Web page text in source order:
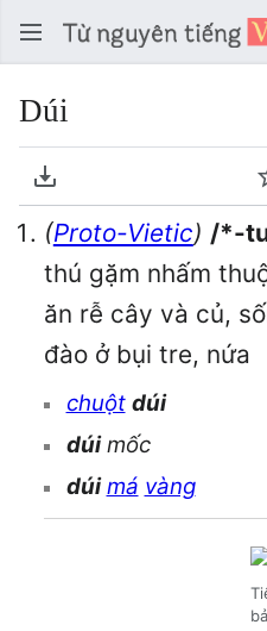
Dúi
Tải về PDF
(Proto-Vietic) /*-
thú gặm nhấm
ăn rễ cây và củ,
đào ở bụi tre, nứa
chuột dúi
dúimốc
dúi má vàng